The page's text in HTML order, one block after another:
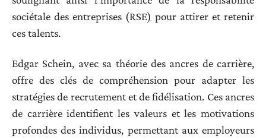
sociétale des entreprises (RSE) pour attirer et retenir
ces talents.
Edgar Schein, avec sa théorie des ancres de carrière,
offre des clés de compréhension pour adapter les
stratégies de recrutement et de fidélisation. Ces ancres
de carrière identifient les valeurs et les motivations
profondes des individus, permettant aux employeurs